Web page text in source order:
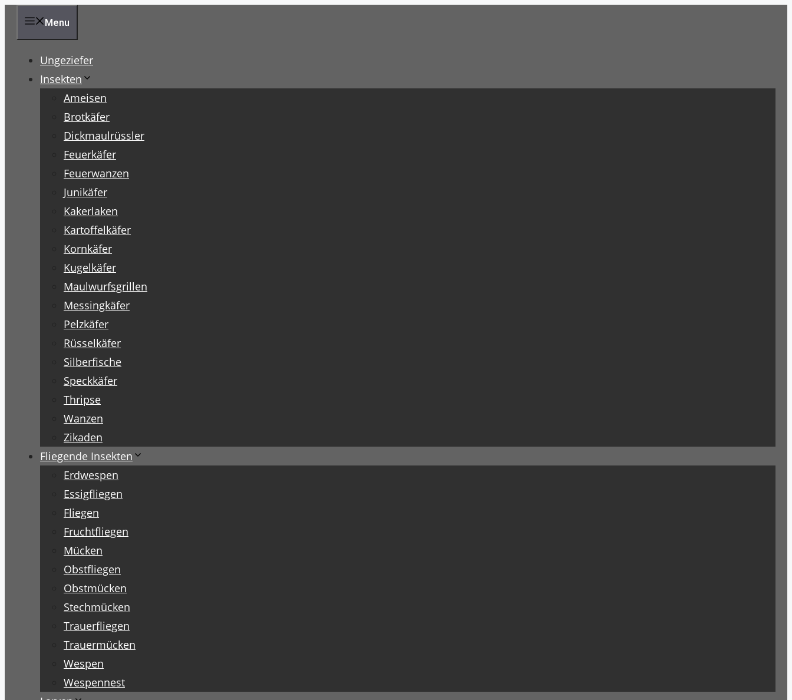
Zum
Menu
Ungeziefer
Insekten
Ameisen
Brotkäfer
Dickmaulrüssler
Feuerkäfer
Feuerwanzen
Junikäfer
Kakerlaken
Kartoffelkäfer
Kornkäfer
Kugelkäfer
Maulwurfsgrillen
Messingkäfer
Pelzkäfer
Rüsselkäfer
Silberfische
Speckkäfer
Thripse
Wanzen
Zikaden
Fliegende Insekten
Erdwespen
Essigfliegen
Fliegen
Fruchtfliegen
Mücken
Obstfliegen
Obstmücken
Stechmücken
Trauerfliegen
Trauermücken
Wespen
Wespennest